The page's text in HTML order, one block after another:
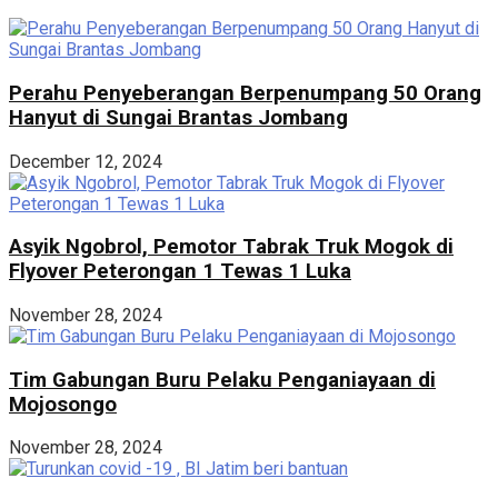
Perahu Penyeberangan Berpenumpang 50 Orang
Hanyut di Sungai Brantas Jombang
December 12, 2024
Asyik Ngobrol, Pemotor Tabrak Truk Mogok di
Flyover Peterongan 1 Tewas 1 Luka
November 28, 2024
Tim Gabungan Buru Pelaku Penganiayaan di
Mojosongo
November 28, 2024